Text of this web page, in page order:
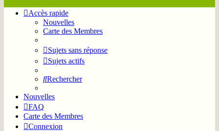
Accès rapide
Nouvelles
Carte des Membres
Sujets sans réponse
Sujets actifs
Rechercher
Nouvelles
FAQ
Carte des Membres
Connexion